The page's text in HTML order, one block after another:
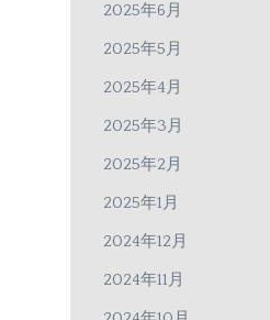
2025年6月
2025年5月
2025年4月
2025年3月
2025年2月
2025年1月
2024年12月
2024年11月